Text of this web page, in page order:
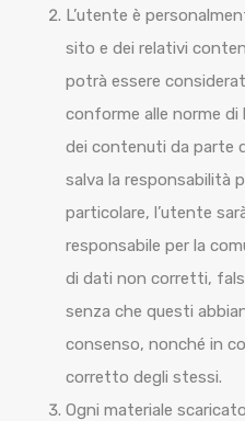
L’utente è
sito e dei relativi
potrà essere
conforme alle norme
dei contenuti da parte
salva la responsabilità
particolare, l’utente
responsabile per la
di dati non corretti,
senza che questi
consenso, nonché in
corretto degli stessi.
Ogni materiale